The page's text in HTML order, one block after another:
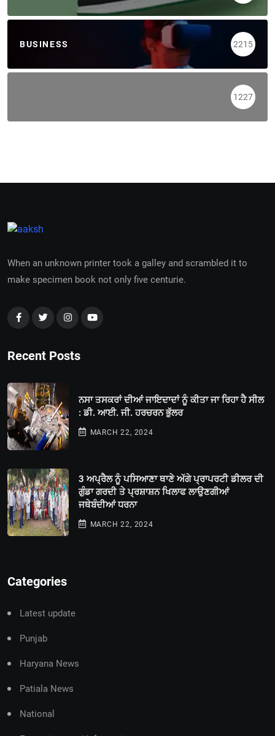
BUSINESS 2215
1227
When an unknown printer took a galley and scrambled it to
make specimen book not only five centurie.
Recent Posts
ਨਸਾ ਤਸਕਰਾਂ ਦੀਆਂ ਜਾਇਦਾਦਾਂ ਨੂੰ ਕੀਤਾ ਜਾ ਰਿਹਾ ਹੈ ਸੀਲ
: ਡੀ. ਆਈ. ਜੀ. ਹਰਚਰਨ ਭੁੱਲਰ
MARCH 22, 2024
3 ਅਪ੍ਰੈਲ ਨੂੰ ਪਸਿਆਣਾ ਥਾਣੇ ਅੱਗੇ ਪ੍ਰਾਪਰਟੀ ਡੀਲਰ ਦੀ
ਗੁੰਡਾ ਗਰਦੀ ਤੇ ਪ੍ਰਸ਼ਾਸ਼ਨ ਖਿਲਾਫ ਲਾਉਣਗੀਆਂ
ਜਥੇਬੰਦੀਆਂ ਧਰਨਾ
MARCH 22, 2024
Categories
Latest update
Punjab
Haryana News
Patiala News
National